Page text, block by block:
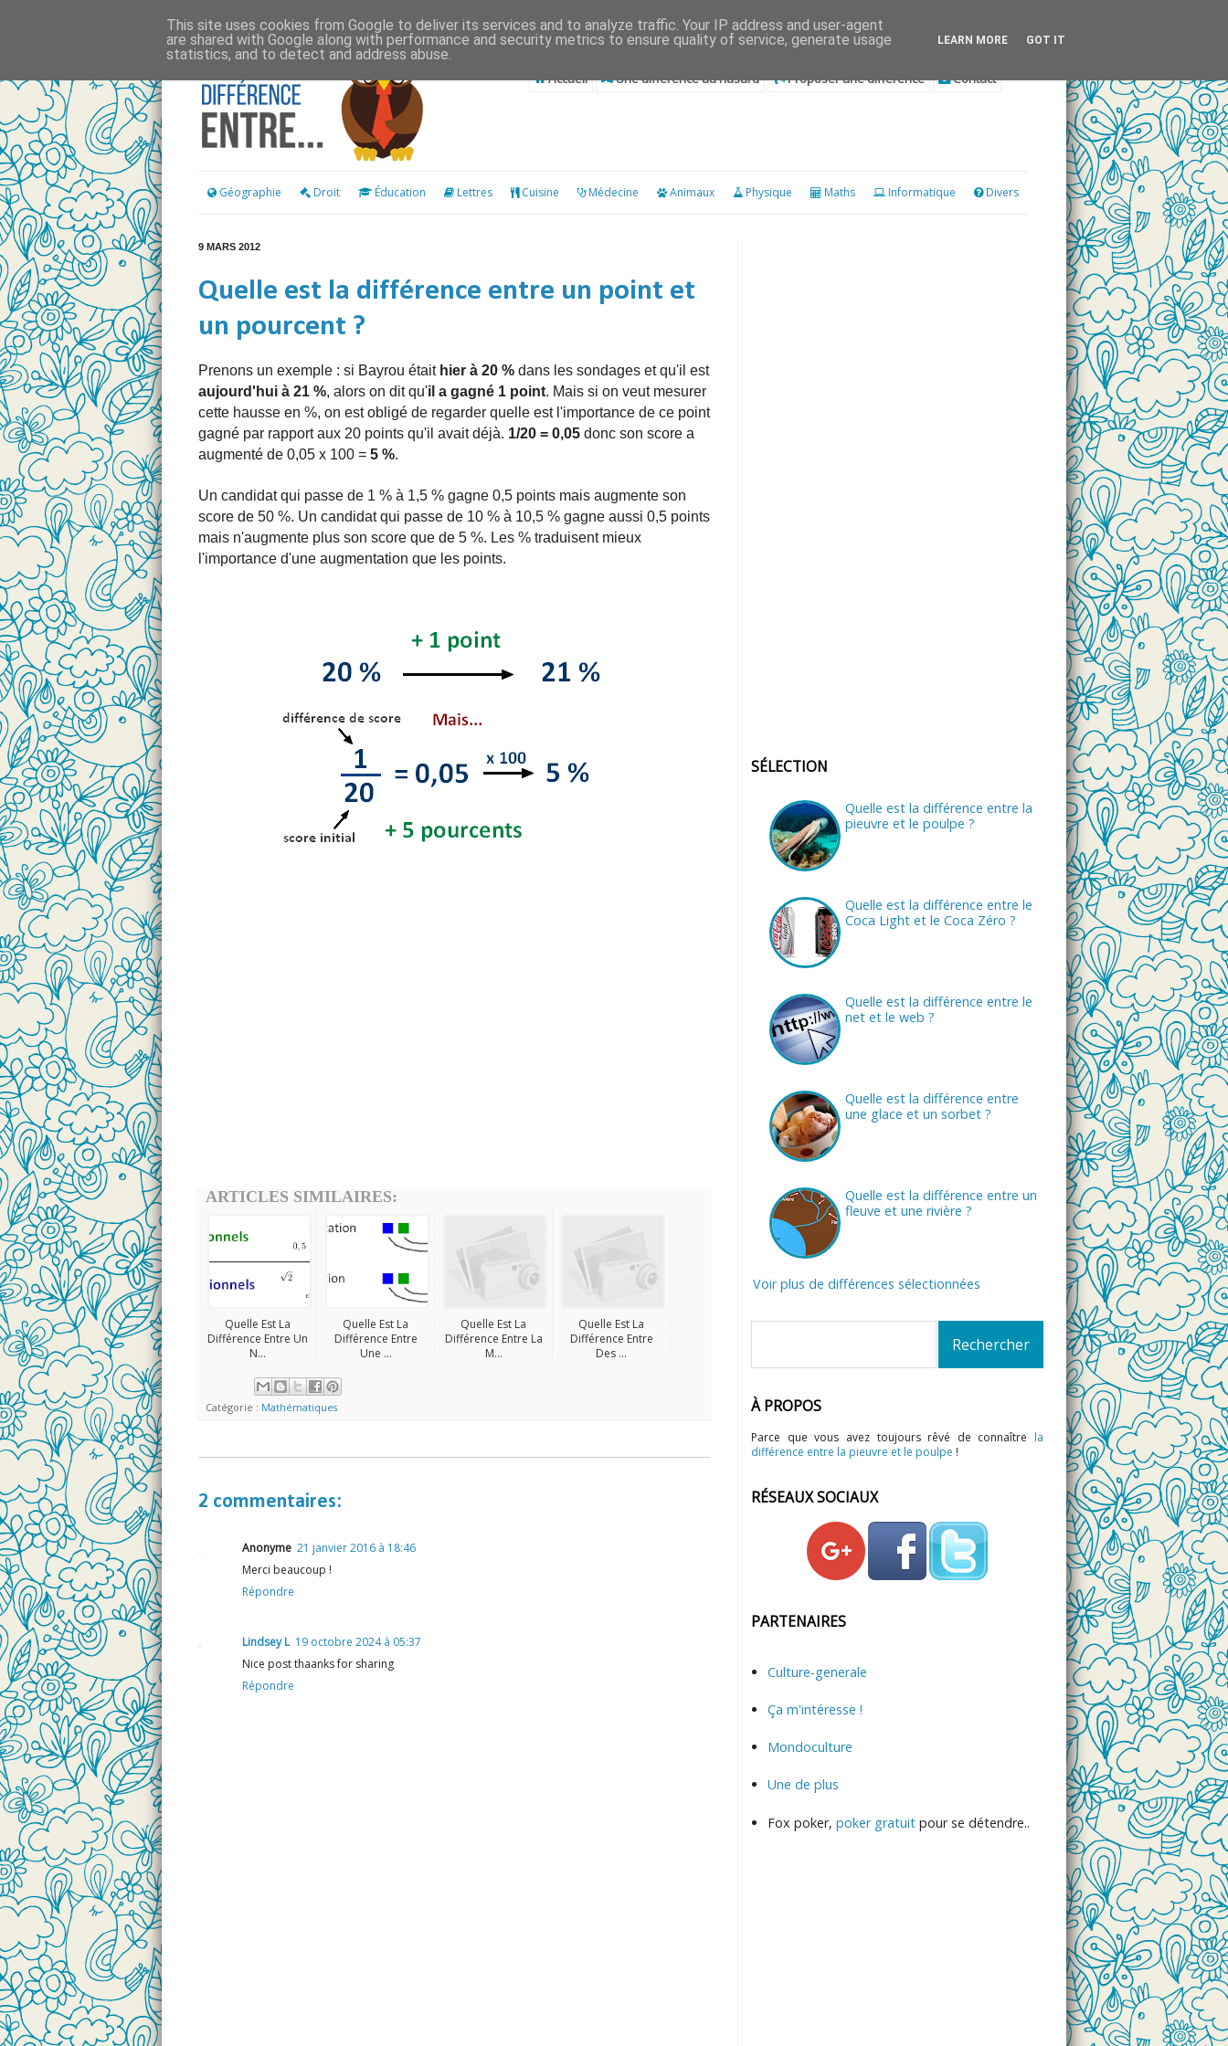
Accueil Une différence au hasard Proposer une différence Contact
Géographie Droit Éducation Lettres Cuisine Médecine Animaux Physique Maths Informatique Divers
9 MARS 2012
Quelle est la différence entre un point et
un pourcent ?
Prenons un exemple : si Bayrou était hier à 20 % dans les sondages et qu'il est
aujourd'hui à 21 %, alors on dit qu'il a gagné 1 point. Mais si on veut mesurer
cette hausse en %, on est obligé de regarder quelle est l'importance de ce point
gagné par rapport aux 20 points qu'il avait déjà. 1/20 = 0,05 donc son score a
augmenté de 0,05 x 100 = 5 %.
Un candidat qui passe de 1 % à 1,5 % gagne 0,5 points mais augmente son
score de 50 %. Un candidat qui passe de 10 % à 10,5 % gagne aussi 0,5 points
mais n'augmente plus son score que de 5 %. Les % traduisent mieux
l'importance d'une augmentation que les points.
ARTICLES SIMILAIRES:
Quelle Est La
Différence Entre Un
N...
Quelle Est La
Différence Entre
Une ...
Quelle Est La
Différence Entre La
M...
Quelle Est La
Différence Entre
Des ...
Catégorie : Mathématiques
2 commentaires:
Anonyme 21 janvier 2016 à 18:46
Merci beaucoup !
Répondre
Lindsey L 19 octobre 2024 à 05:37
Nice post thaanks for sharing
Répondre
SÉLECTION
Quelle est la différence entre la
pieuvre et le poulpe ?
Quelle est la différence entre le
Coca Light et le Coca Zéro ?
Quelle est la différence entre le
net et le web ?
Quelle est la différence entre
une glace et un sorbet ?
Quelle est la différence entre un
fleuve et une rivière ?
Voir plus de différences sélectionnées
À PROPOS
Parce que vous avez toujours rêvé de connaître la
différence entre la pieuvre et le poulpe !
RÉSEAUX SOCIAUX
PARTENAIRES
Culture-generale
Ça m'intéresse !
Mondoculture
Une de plus
Fox poker, poker gratuit pour se détendre..
This site uses cookies from Google to deliver its services and to analyze traffic. Your IP address and user-agent
are shared with Google along with performance and security metrics to ensure quality of service, generate usage
statistics, and to detect and address abuse.
LEARN MORE GOT IT